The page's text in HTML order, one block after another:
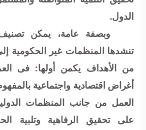
الدول.
وبصفة عامة، يمكن
تنشدها المنظمات غير الحكومية
من الأهداف يكمن أولها: فى
أغراض اقتصادية واجتماعية
العمل من جانب المنظمات
على تحقيق الرفاهية وتلبية